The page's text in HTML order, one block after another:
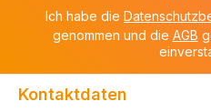
Ich habe die
genommen und die AGB
Kontaktdaten